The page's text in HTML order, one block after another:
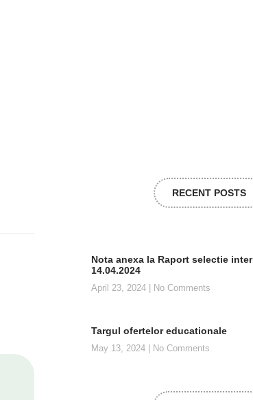
RECENT POSTS
Nota anexa la Raport selectie
14.04.2024
April 23, 2024 No Comments
Targul ofertelor educationale
May 13, 2024 No Comments